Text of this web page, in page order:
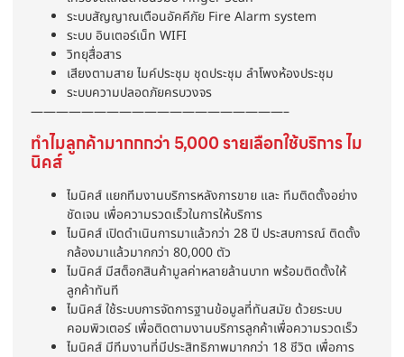
ระบบสัญญาณเตือนอัคคีภัย Fire Alarm system
ระบบ อินเตอร์เน็ท WIFI
วิทยุสื่อสาร
เสียงตามสาย ไมค์ประชุม ชุดประชุม ลำโพงห้องประชุม
ระบบความปลอดภัยครบวงจร
————————————————————–
ทำไมลูกค้ามากกกว่า 5,000 รายเลือกใช้บริการ ไม
นิคส์
ไมนิคส์ แยกทีมงานบริการหลังการขาย และ ทีมติดตั้งอย่าง
ชัดเจน เพื่อความรวดเร็วในการให้บริการ
ไมนิคส์ เปิดดำเนินการมาแล้วกว่า 28 ปี ประสบการณ์ ติดตั้ง
กล้องมาแล้วมากกว่า 80,000 ตัว
ไมนิคส์ มีสต็อกสินค้ามูลค่าหลายล้านบาท พร้อมติดตั้งให้
ลูกค้าทันที
ไมนิคส์ ใช้ระบบการจัดการฐานข้อมูลที่ทันสมัย ด้วยระบบ
คอมพิวเตอร์ เพื่อติดตามงานบริการลูกค้าเพื่อความรวดเร็ว
ไมนิคส์ มีทีมงานที่มีประสิทธิภาพมากกว่า 18 ชีวิต เพื่อการ